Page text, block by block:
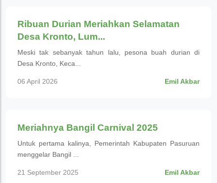
Ribuan Durian Meriahkan Selamatan
Desa Kronto, Lum...
Meski tak sebanyak tahun lalu, pesona buah durian di
Desa Kronto, Keca...
06 April 2026 Emil Akbar
Meriahnya Bangil Carnival 2025
Untuk pertama kalinya, Pemerintah Kabupaten Pasuruan
menggelar Bangil ...
21 September 2025 Emil Akbar